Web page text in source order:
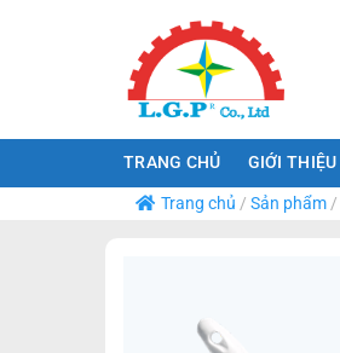
TRANG CHỦ GIỚI THIỆU
Trang chủ / Sản phẩm/